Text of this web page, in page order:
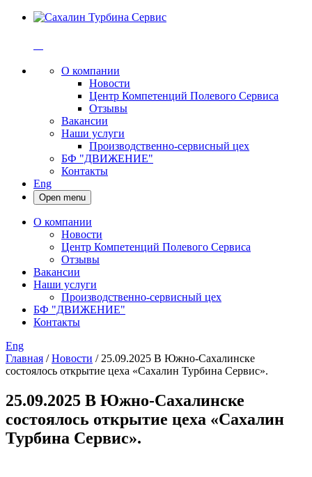
О компании
Новости
Центр Компетенций Полевого Сервиса
Отзывы
Вакансии
Наши услуги
Производственно-сервисный цех
БФ "ДВИЖЕНИЕ"
Контакты
Eng
Open menu
О компании
Новости
Центр Компетенций Полевого Сервиса
Отзывы
Вакансии
Наши услуги
Производственно-сервисный цех
БФ "ДВИЖЕНИЕ"
Контакты
Eng
Главная /Новости /25.09.2025 В Южно-Сахалинске
состоялось открытие цеха «Сахалин Турбина Сервис».
25.09.2025 В Южно-Сахалинске
состоялось открытие цеха «Сахалин
Турбина Сервис».